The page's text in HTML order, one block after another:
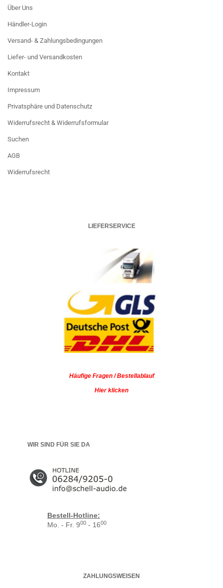
Über Uns
Händler-Login
Versand- & Zahlungsbedingungen
Liefer- und Versandkosten
Kontakt
Impressum
Privatsphäre und Datenschutz
Widerrufsrecht & Widerrufsformular
Suchen
AGB
Widerrufsrecht
LIEFERSERVICE
Häufige Fragen / Bestellablauf
Hier klicken
WIR SIND FÜR SIE DA
Bestell-Hotline:
Mo. - Fr. 900 - 1600
ZAHLUNGSWEISEN